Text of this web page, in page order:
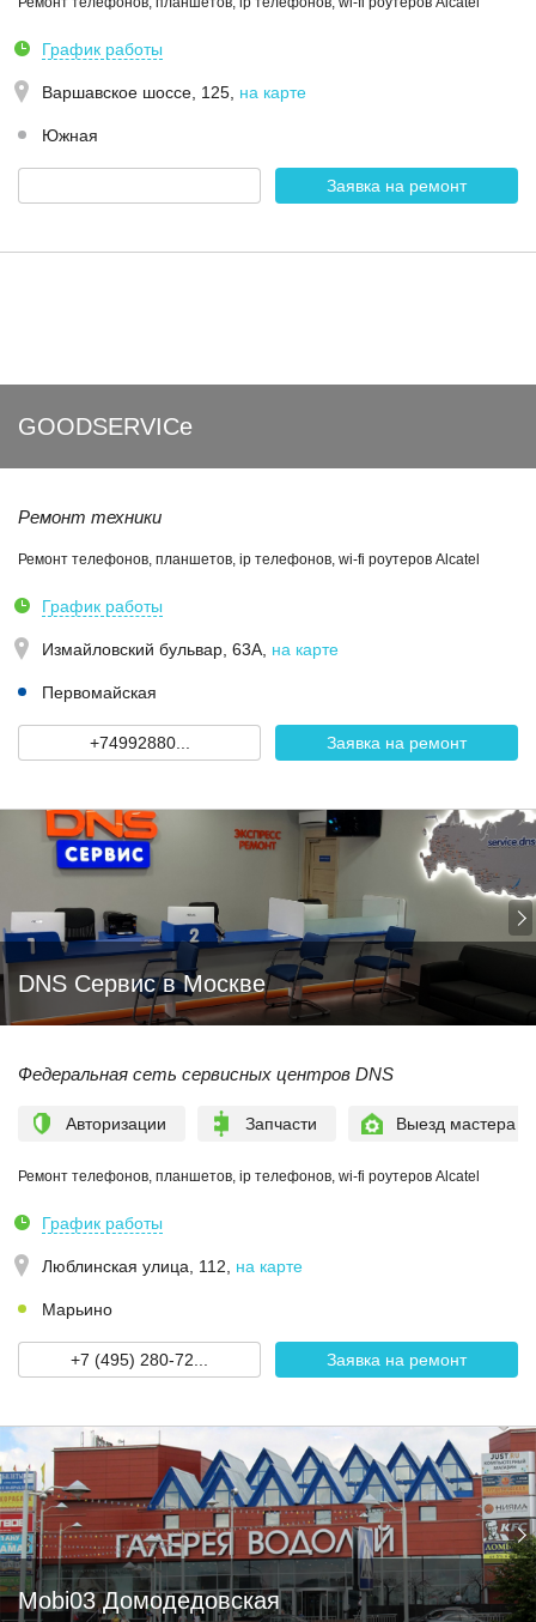
График работы
Варшавское шоссе, 125 на карте
Южная
Заявка на ремонт
GOODSERVICe
Ремонт техники
Ремонт телефонов, планшетов, ip телефонов, wi-fi роутеров Alcatel
График работы
Измайловский бульвар, 63А на карте
Первомайская
+74992880... Заявка на ремонт
DNS Сервис в Москве
Федеральная сеть сервисных центров DNS
Авторизации Запчасти Выезд мастера
Ремонт телефонов, планшетов, ip телефонов, wi-fi роутеров Alcatel
График работы
Люблинская улица, 112 на карте
Марьино
+7 (495) 280-72... Заявка на ремонт
Mobi03 Домодедовская